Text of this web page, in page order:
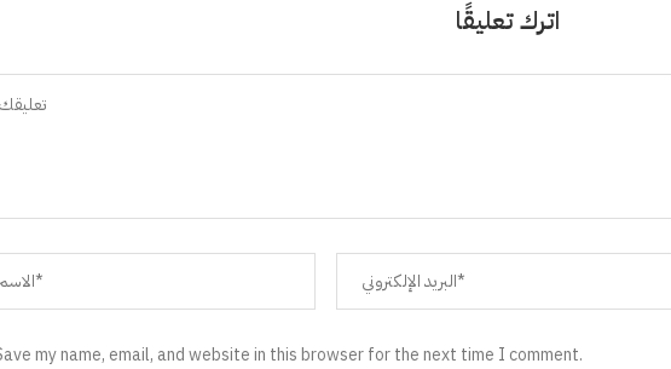
اترك تعليقًا
my name, email, and website in this browser for the next time I comment.